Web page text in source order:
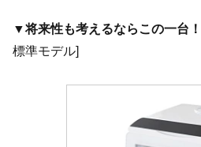
▼将来性も考えるならこの一台！
標準モデル]